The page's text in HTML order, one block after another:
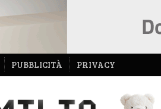
PUBBLICITÀ PRIVACY